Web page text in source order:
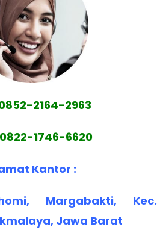
0852-2164-2963
0822-1746-6620
Kantor :
Margabakti, Kec.
Jawa Barat